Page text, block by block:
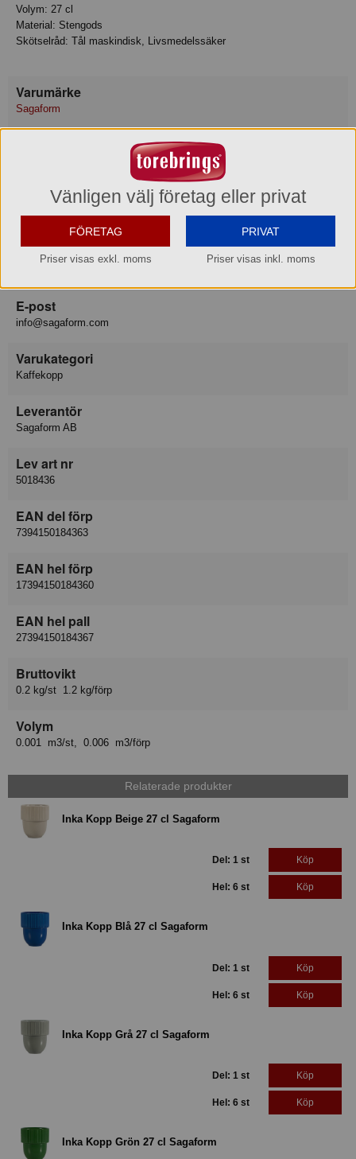
Volym: 27 cl
Material: Stengods
Skötselråd: Tål maskindisk, Livsmedelssäker
Varumärke
Sagaform
Konsumentkontakt
033-23 38 20
Hemsida
www.sagaform.com
Besöksadress
E-post
info@sagaform.com
Varukategori
Kaffekopp
Leverantör
Sagaform AB
Lev art nr
5018436
EAN del förp
7394150184363
EAN hel förp
17394150184360
EAN hel pall
27394150184367
Bruttovikt
0.2 kg/st 1.2 kg/förp
Volym
0.001 m3/st, 0.006 m3/förp
Relaterade produkter
Inka Kopp Beige 27 cl Sagaform
Del: 1 st Köp
Hel: 6 st Köp
Inka Kopp Blå 27 cl Sagaform
Del: 1 st Köp
Hel: 6 st Köp
Inka Kopp Grå 27 cl Sagaform
Del: 1 st Köp
Hel: 6 st Köp
Inka Kopp Grön 27 cl Sagaform
Vänligen välj företag eller privat
FÖRETAG
Priser visas exkl. moms
PRIVAT
Priser visas inkl. moms